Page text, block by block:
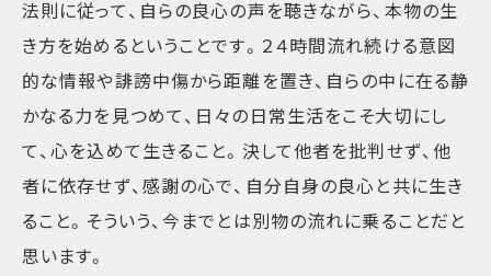
法則に従って、自らの良心の声を聴きながら、本物の生
き方を始めるということです。２４時間流れ続ける意図
的な情報や誹謗中傷から距離を置き、自らの中に在る静
かなる力を見つめて、日々の日常生活をこそ大切にし
て、心を込めて生きること。決して他者を批判せず、他
者に依存せず、感謝の心で、自分自身の良心と共に生き
ること。そういう、今までとは別物の流れに乗ることだと
思います。